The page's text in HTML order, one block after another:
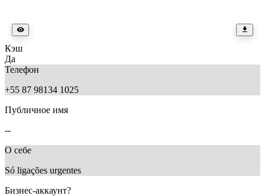
Кэш
Да
Телефон
+55 87 98134 1025
Публичное имя
--
О себе
Só ligações urgentes
Бизнес-аккаунт?